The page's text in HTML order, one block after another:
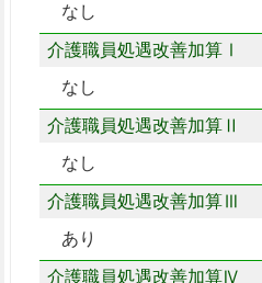
なし
介護職員処遇改善加算Ⅰ
なし
介護職員処遇改善加算Ⅱ
なし
介護職員処遇改善加算Ⅲ
あり
介護職員処遇改善加算Ⅳ